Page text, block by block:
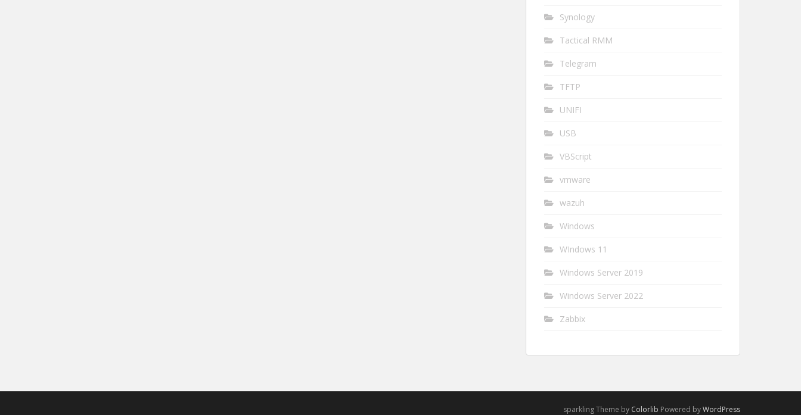
Synology
Tactical RMM
Telegram
TFTP
UNIFI
USB
VBScript
vmware
wazuh
Windows
WIndows 11
Windows Server 2019
Windows Server 2022
Zabbix
sparkling Theme by Colorlib Powered byWordPress